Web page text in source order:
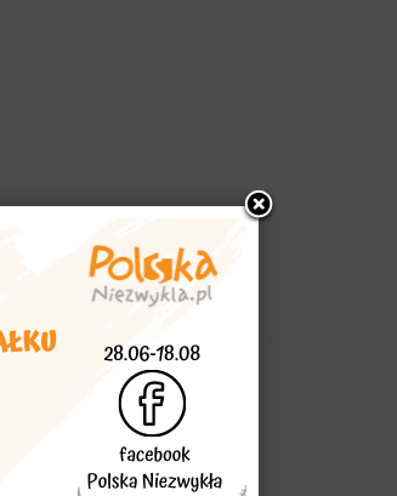
gdzie zjeść